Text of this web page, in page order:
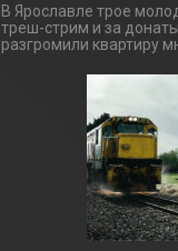
В Ярославле трое
треш-стрим и за
разгромили квартиру